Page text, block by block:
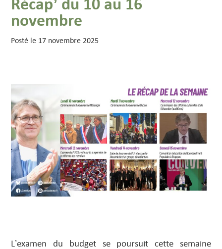
novembre
Posté le 17 novembre 2025
L’examen du budget se poursuit cette semaine